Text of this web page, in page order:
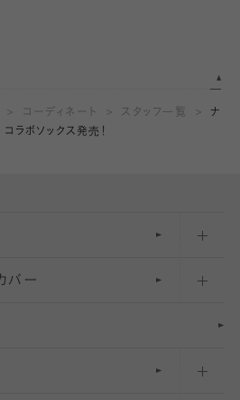
コーディネート スタッフ一覧
ナ
ラボソックス発売！
ス・靴下
バー
ックス（深め）
ックス（ふつう）